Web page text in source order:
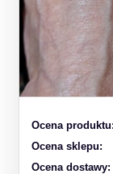
Ocena produktu:
Ocena sklepu:
Ocena dostawy: